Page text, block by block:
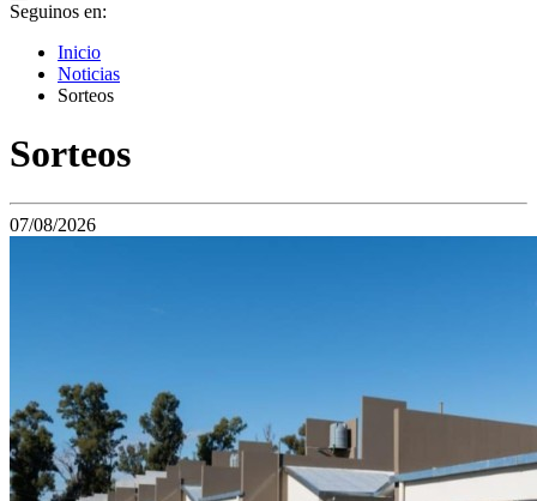
Seguinos en:
Inicio
Noticias
Sorteos
Sorteos
07/08/2026